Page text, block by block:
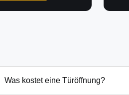
Was kostet eine Türöffnung?